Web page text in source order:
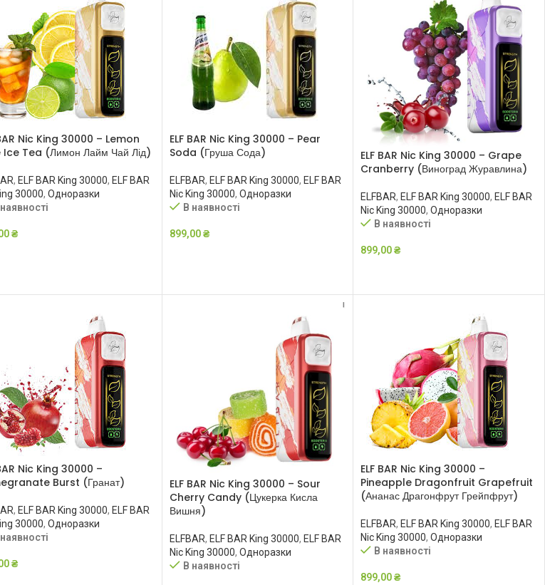
Nic King 30000 – Lemon
Ice Tea (Лимон Лайм Чай Лід)
, ELF BAR King 30000, ELF BAR
30000,Одноразки
₴
ELF BAR Nic King 30000 – Pear
Soda (Груша Сода)
ELFBAR, ELF BAR King 30000, ELF BAR
Nic King 30000, Одноразки
В наявності
899,00₴
ELF BAR Nic King 30000 – Grape
Cranberry (Виноград Журавлина)
ELFBAR,ELF BAR King 30000,ELF BAR
Nic King 30000,Одноразки
В наявності
899,00₴
Nic King 30000 –
Burst (Гранат)
,ELF BAR King 30000,ELF BAR
30000,Одноразки
₴
ELF BAR Nic King 30000 – Sour
Cherry Candy (Цукерка Кисла
Вишня)
ELFBAR, ELF BAR King 30000, ELF BAR
Nic King 30000, Одноразки
В наявності
ELF BAR Nic King 30000 –
Pineapple Dragonfruit Grapefruit
(Ананас Драгонфрут Грейпфрут)
ELFBAR,ELF BAR King 30000,ELF BAR
Nic King 30000,Одноразки
В наявності
899,00₴